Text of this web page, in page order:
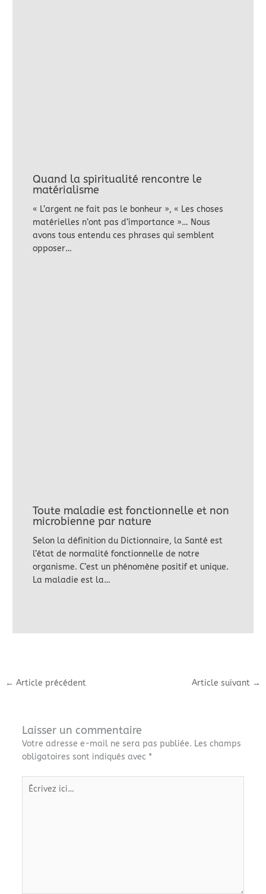
Quand la spiritualité rencontre le
matérialisme
« L’argent ne fait pas le bonheur », « Les choses
matérielles n’ont pas d’importance »… Nous
avons tous entendu ces phrases qui semblent
opposer…
Toute maladie est fonctionnelle et non
microbienne par nature
Selon la définition du Dictionnaire, la Santé est
l’état de normalité fonctionnelle de notre
organisme. C’est un phénomène positif et unique.
La maladie est la…
← Article précédent Article suivant →
Laisser un commentaire
Votre adresse e-mail ne sera pas publiée. Les champs
obligatoires sont indiqués avec *
Écrivez
ici…